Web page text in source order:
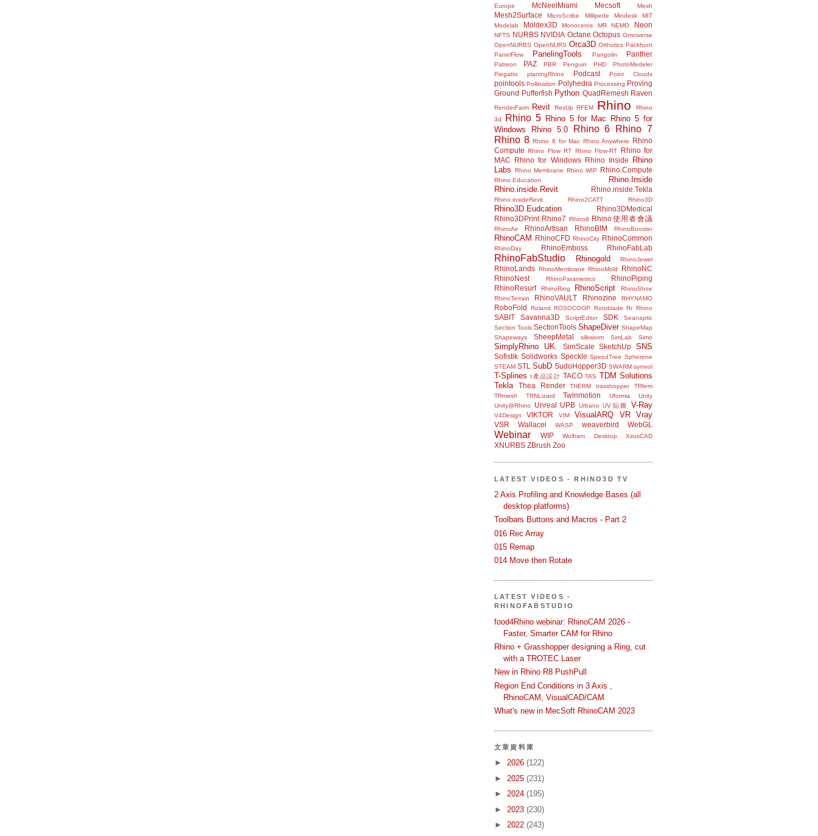
Europe
McNeelMiami Mecsoft Mesh
Mesh2Surface MicroScribe Millipede Mindesk
MIT
Modelab
Moldex3D Monoceros MR NEMO Neon
NFTS NURBS NVIDIA Octane Octopus Omniverse
OpenNURBS OpenNURS Orca3D Orthotics Packhunt
PanelFlow
PanelingTools Pangolin Panther
Patreon PAZ PBR Penguin PHD
PhotoMedeler
Piegatto
planingRhino Podcast Point Clouds
pointools Pollination Polyhedra Processing Proving
Ground Pufferfish Python QuadRemesh Raven
RenderFarm Revit RevUp RFEM Rhino
Rhino
3d
Rhino 5 Rhino 5 for Mac
Rhino 5 for
Windows
Rhino 5.0 Rhino 6
Rhino 7
Rhino 8 Rhino 8 for Mac Rhino Anywhere
Rhino
Compute Rhino Flow RT Rhino Flow-RT
Rhino for
MAC
Rhino for Windows Rhino Inside
Rhino
Labs
Rhino Membrane Rhino WIP Rhino.Compute
Rhino.Education
Rhino.Inside
Rhino.inside.Revit
Rhino.inside.Tekla
Rhino.insideRevit Rhino2CATT Rhino3D
Rhino3D.Eudcation
Rhino3DMedical
Rhino3DPrint Rhino7 Rhino8 Rhino使用者會議
RhinoAir RhinoArtisan RhinoBIM RhinoBooster
RhinoCAM RhinoCFD RhinoCity RhinoCommon
RhinoDay RhinoEmboss RhinoFabLab
RhinoFabStudio Rhinogold RhinoJewel
RhinoLands RhinoMembrane RhinoMold
RhinoNC
RhinoNest
RhinoParametrics
RhinoPiping
RhinoResurf
RhinoRing RhinoScript
RhinoShoe
RhinoTerrain
RhinoVAULT Rhinozine RHYNAMO
RoboFold Roland ROSOCOOP Rotoblade Rr Rhino
SABIT Savanna3D ScriptEditor SDK
Seanaptic
Section Tools SectionTools ShapeDiver ShapeMap
Shapeways
SheepMetal silkworm SimLab Simo
SimplyRhino UK. SimScale SketchUp SNS
Sofistik Solidworks Speckle SpeedTree Spherene
STEAM STL SubD SudoHopper3D SWARM symvol
T-Splines t產品設計 TACO TAS TDM Solutions
Tekla
Thea Render THERM trasshopper
TRfem
TRmesh
TRNLizard Twinmotion Uformia
Unity
Unity@Rhino
Unreal UPB Urbano UV貼圖 V-Ray
V4Design VIKTOR VIM VisualARQ VR Vray
VSR Wallacei WASP weaverbird WebGL
Webinar WIP Wolfram Desktop XirusCAD
XNURBS ZBrush Zoo
LATEST VIDEOS - RHINO3D TV
2 Axis Profiling and Knowledge Bases (all
desktop platforms)
Toolbars Buttons and Macros - Part 2
016 Rec Array
015 Remap
014 Move then Rotate
LATEST VIDEOS -
RHINOFABSTUDIO
food4Rhino webinar: RhinoCAM 2026 -
Faster, Smarter CAM for Rhino
Rhino + Grasshopper designing a Ring, cut
with a TROTEC Laser
New in Rhino R8 PushPull
Region End Conditions in 3 Axis ,
RhinoCAM, VisualCAD/CAM
What's new in MecSoft RhinoCAM 2023
文章資料庫
► 2026 (122)
► 2025 (231)
► 2024 (195)
► 2023 (230)
► 2022 (243)